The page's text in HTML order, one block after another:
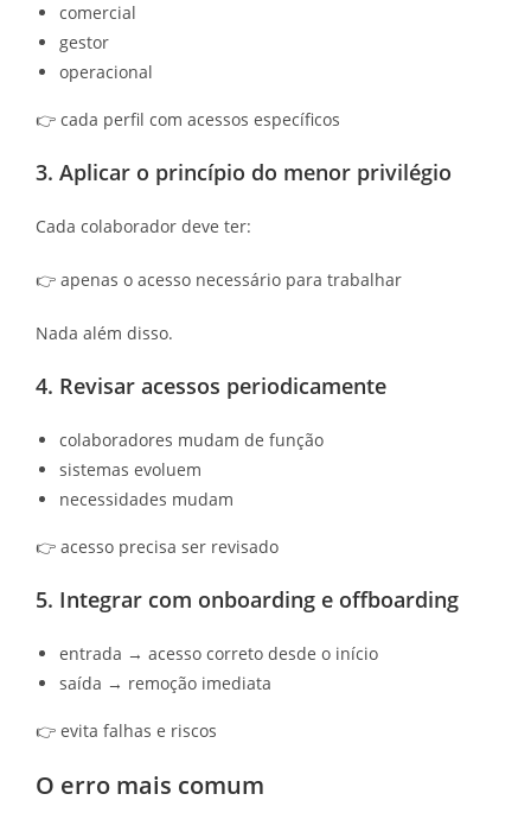
comercial
gestor
operacional
👉 cada perfil com acessos específicos
3. Aplicar o princípio do menor privilégio
Cada colaborador deve ter:
👉 apenas o acesso necessário para trabalhar
Nada além disso.
4. Revisar acessos periodicamente
colaboradores mudam de função
sistemas evoluem
necessidades mudam
👉 acesso precisa ser revisado
5. Integrar com onboarding e offboarding
entrada → acesso correto desde o início
saída → remoção imediata
👉 evita falhas e riscos
O erro mais comum